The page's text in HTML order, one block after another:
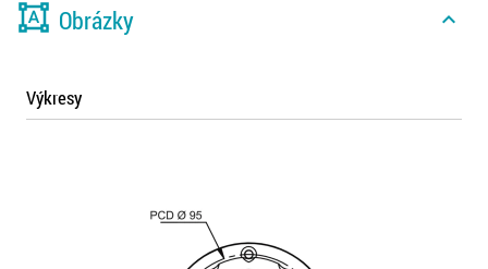
format_shapes Obrázky expand_less
Výkresy